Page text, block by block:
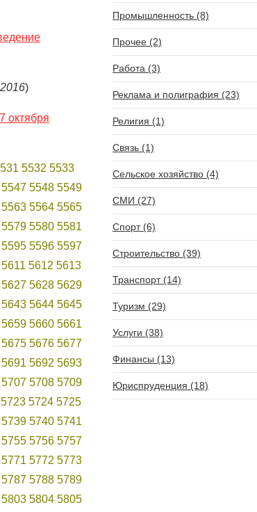
)
октября
5532 5533
5547 5548 5549
5563 5564 5565
5579 5580 5581
5595 5596 5597
5611 5612 5613
5627 5628 5629
5643 5644 5645
5659 5660 5661
5675 5676 5677
5691 5692 5693
5707 5708 5709
5723 5724 5725
5739 5740 5741
5755 5756 5757
5771 5772 5773
5787 5788 5789
5803 5804 5805
Промышленность (8)
Прочее (2)
Работа (3)
Реклама и полиграфия (23)
Религия (1)
Связь (1)
Сельское хозяйство (4)
СМИ (27)
Спорт (6)
Строительство (39)
Транспорт (14)
Туризм (29)
Услуги (38)
Финансы (13)
Юриспруденция (18)